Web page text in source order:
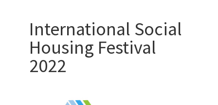
International Social
Housing Festival
2022